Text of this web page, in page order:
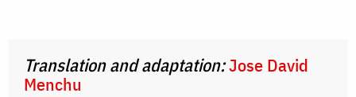
Translation and adaptation:Jose David
Menchu